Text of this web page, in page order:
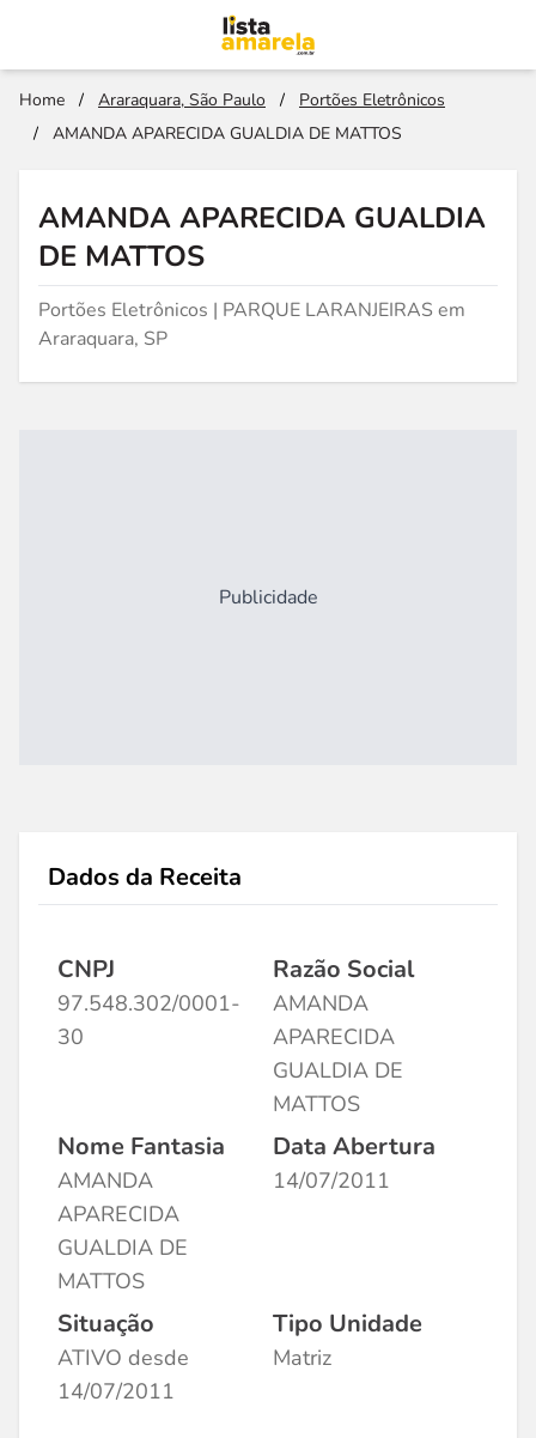
Home / Araraquara, São Paulo /
Portões Eletrônicos
/
AMANDA APARECIDA GUALDIA DE MATTOS
AMANDA APARECIDA GUALDIA
DE MATTOS
Portões Eletrônicos | PARQUE LARANJEIRAS em
Araraquara, SP
Publicidade
Dados da Receita
CNPJ
97.548.302/0001-
30
Razão Social
AMANDA
APARECIDA
GUALDIA DE
MATTOS
Nome Fantasia
AMANDA
APARECIDA
GUALDIA DE
MATTOS
Data Abertura
14/07/2011
Situação
ATIVO desde
14/07/2011
Tipo Unidade
Matriz